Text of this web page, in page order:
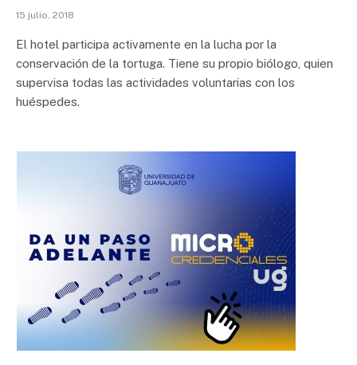
15 julio, 2018
El hotel participa activamente en la lucha por la
conservación de la tortuga. Tiene su propio biólogo, quien
supervisa todas las actividades voluntarias con los
huéspedes.